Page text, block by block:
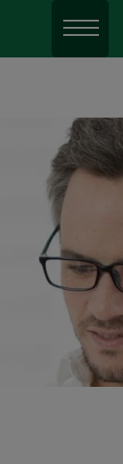
Menu